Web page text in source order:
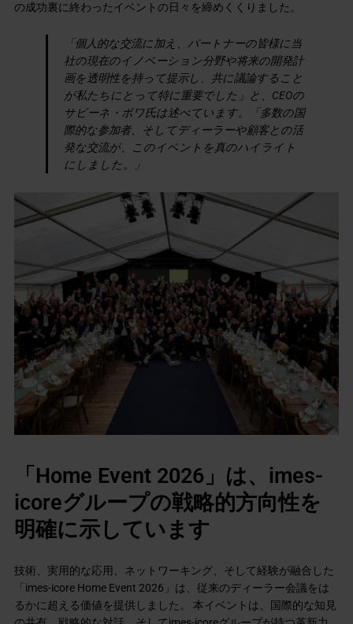
の成功裏に終わったイベントの日々を締めくくりました。
「個人的な交流に加え、パートナーの皆様に当
社の現在のイノベーション分野や将来の開発計
画を透明性を持って提示し、共に議論すること
が私たちにとって特に重要でした」と、CEOの
サビーネ・ボワ氏は述べています。「多数の国
際的な参加者、そしてディーラーや顧客との活
発な交流が、このイベントを真のハイライト
にしました。」
「Home Event 2026」は、imes-
icoreグループの戦略的方向性を
明確に示しています
技術、実用的な応用、ネットワーキング、そして経験が融合した
「imes-icore Home Event 2026」は、従来のディーラー会議をは
るかに超える価値を提供しました。 本イベントは、国際的な知見